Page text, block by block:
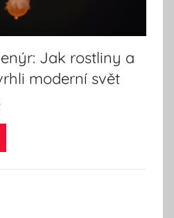
Jak rostliny a
moderní svět
u